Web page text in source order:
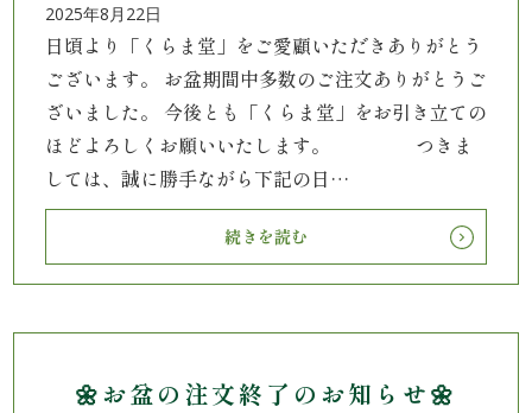
ン
近
江
米
野
菜
お
2025年8月22日
日頃より「くらま堂」をご愛顧いただきありがとう
ございます。 お盆期間中多数のご注文ありがとうご
ざいました。 今後とも「くらま堂」をお引き立ての
ほどよろしくお願いいたします。 つきま
しては、誠に勝手ながら下記の日…
続きを読む
🌼お盆の注文終了のお知らせ🌼